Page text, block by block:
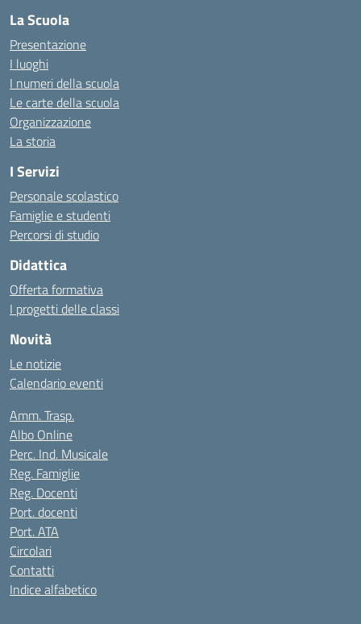
La Scuola
Presentazione
I luoghi
I numeri della scuola
Le carte della scuola
Organizzazione
La storia
I Servizi
Personale scolastico
Famiglie e studenti
Percorsi di studio
Didattica
Offerta formativa
I progetti delle classi
Novità
Le notizie
Calendario eventi
Amm. Trasp.
Albo Online
Perc. Ind. Musicale
Reg. Famiglie
Reg. Docenti
Port. docenti
Port. ATA
Circolari
Contatti
Indice alfabetico